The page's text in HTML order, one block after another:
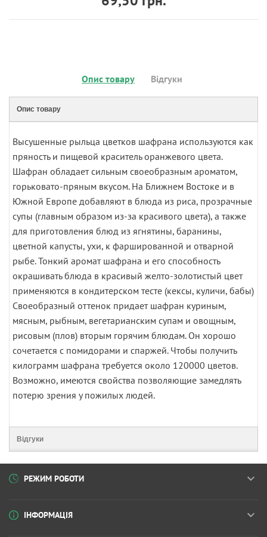
Опис товару Відгуки
Опис товару
Высушенные рыльца цветков шафрана используются как
пряность и пищевой краситель оранжевого цвета.
Шафран обладает сильным своеобразным ароматом,
горьковато-пряным вкусом. На Ближнем Востоке и в
Южной Европе добавляют в блюда из риса, прозрачные
супы (главным образом из-за красивого цвета), а также
для приготовления блюд из ягнятины, баранины,
цветной капусты, ухи, к фаршированной и отварной
рыбе. Тонкий аромат шафрана и его способность
окрашивать блюда в красивый желто-золотистый цвет
применяются в кондитерском тесте (кексы, куличи, бабы)
Своеобразный оттенок придает шафран куриным,
мясным, рыбным, вегетарианским супам и овощным,
рисовым (плов) вторым горячим блюдам. Он хорошо
сочетается с помидорами и спаржей. Чтобы получить
килограмм шафрана требуется около 120000 цветов.
Возможно, имеются свойства позволяющие замедлять
потерю зрения у пожилых людей.
Відгуки
РЕЖИМ РОБОТИ
ІНФОРМАЦІЯ